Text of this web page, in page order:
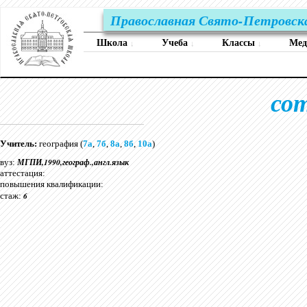
Православная Свято-
Школа ↓ Учеба ↓ Классы ↓
Учитель:география (7а,7б,8а,8б,10а)
вуз:МГПИ,1990,географ.,англ.язык
аттестация:
повышения квалификации:
стаж:6